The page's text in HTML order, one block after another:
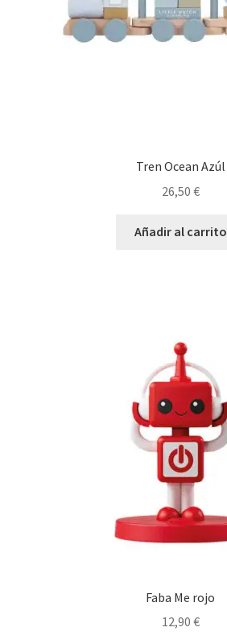
Tren Ocean Azúl
26,50 €
Añadir al carrito
Faba Me rojo
12,90 €